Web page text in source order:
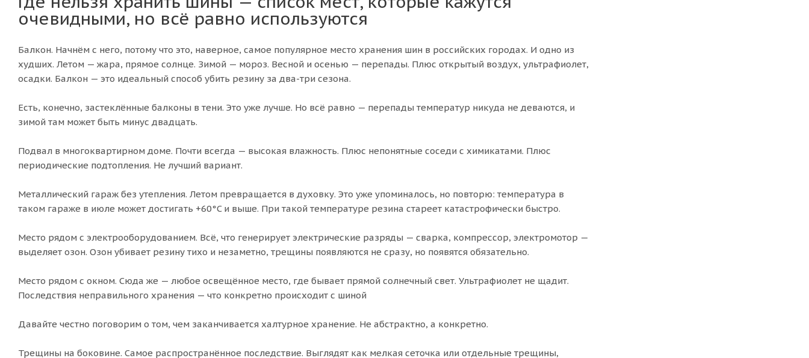
очевидными, но всё равно используются
Балкон. Начнём с него, потому что это, наверное, самое популярное место хранения шин в российских городах. И одно из
худших. Летом — жара, прямое солнце. Зимой — мороз. Весной и осенью — перепады. Плюс открытый воздух, ультрафиолет,
осадки. Балкон — это идеальный способ убить резину за два-три сезона.
Есть, конечно, застеклённые балконы в тени. Это уже лучше. Но всё равно — перепады температур никуда не деваются, и
зимой там может быть минус двадцать.
Подвал в многоквартирном доме. Почти всегда — высокая влажность. Плюс непонятные соседи с химикатами. Плюс
периодические подтопления. Не лучший вариант.
Металлический гараж без утепления. Летом превращается в духовку. Это уже упоминалось, но повторю: температура в
таком гараже в июле может достигать +60°C и выше. При такой температуре резина стареет катастрофически быстро.
Место рядом с электрооборудованием. Всё, что генерирует электрические разряды — сварка, компрессор, электромотор —
выделяет озон. Озон убивает резину тихо и незаметно, трещины появляются не сразу, но появятся обязательно.
Место рядом с окном. Сюда же — любое освещённое место, где бывает прямой солнечный свет. Ультрафиолет не щадит.
Последствия неправильного хранения — что конкретно происходит с шиной
Давайте честно поговорим о том, чем заканчивается халтурное хранение. Не абстрактно, а конкретно.
Трещины на боковине. Самое распространённое последствие. Выглядят как мелкая сеточка или отдельные трещины,